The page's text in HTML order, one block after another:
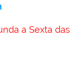
a Sexta das